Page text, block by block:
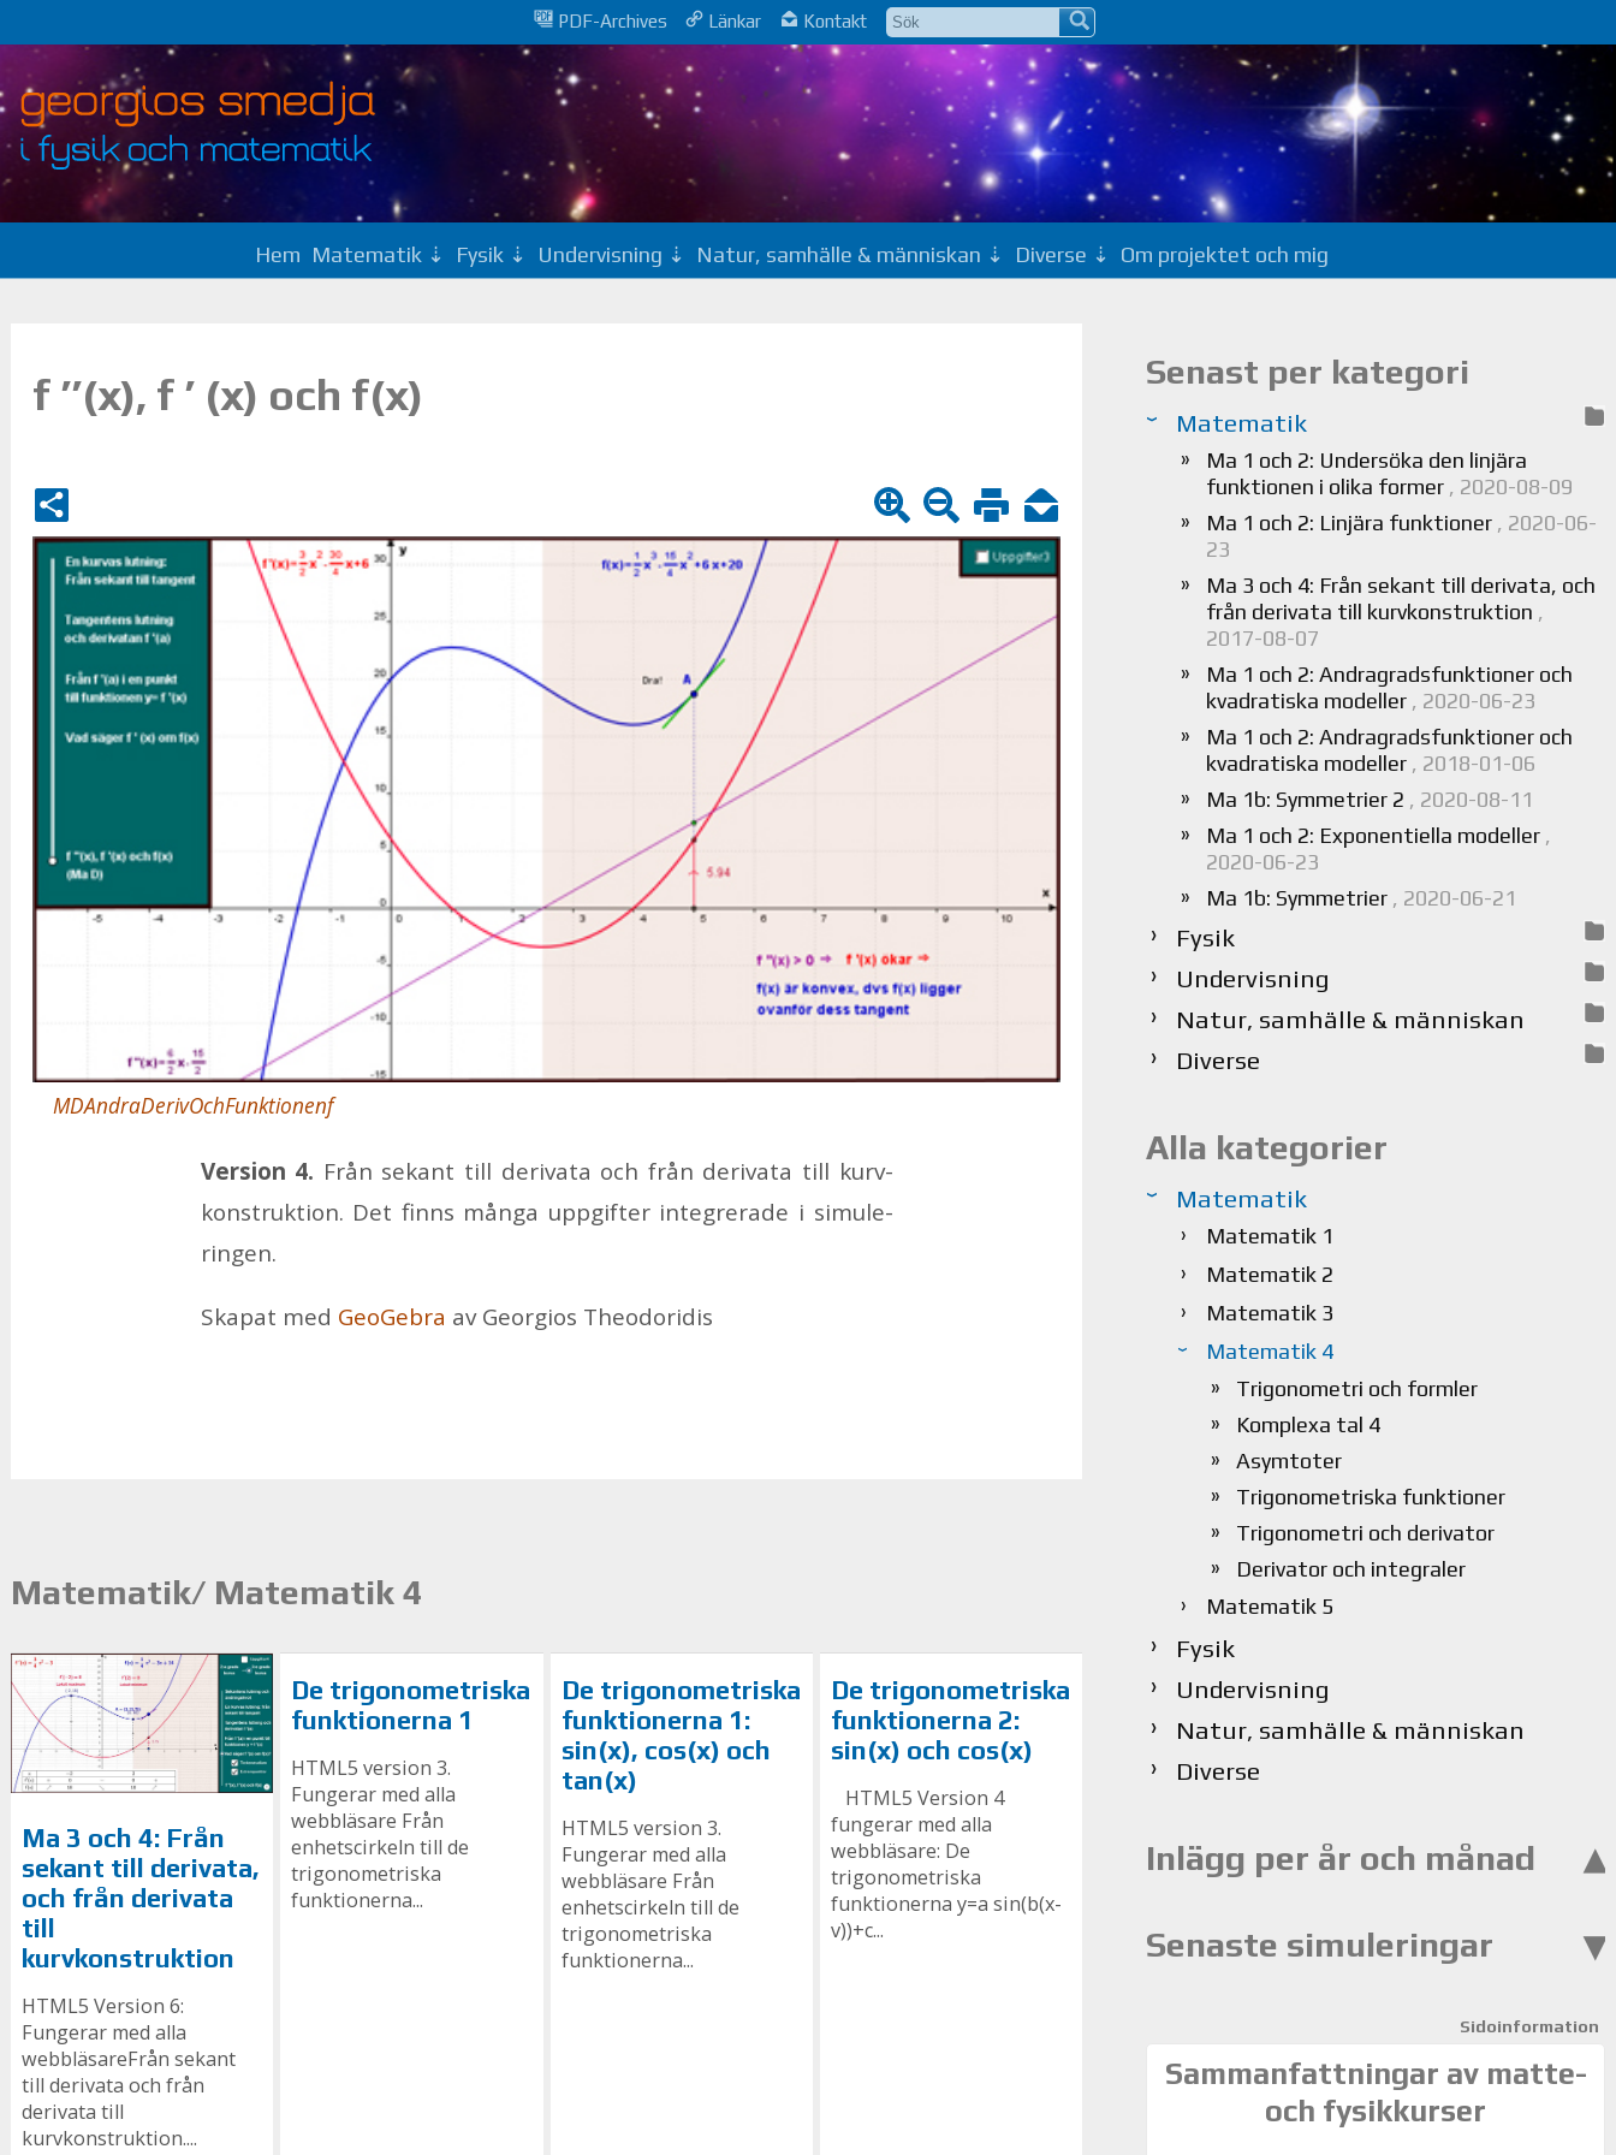
PDF-Archives Länkar Kontakt
Hem Matematik Fysik Undervisning Natur, samhälle & människan Diverse Om projektet och mig
f ’’(x), f ’ (x) och f(x)
MDAndraDerivOchFunktionenf
Ver­sion 4. Från se­kant till de­ri­va­ta och från de­ri­va­ta till kurv­
kon­struk­tion. Det finns många upp­gif­ter in­te­gre­ra­de i si­mu­le­
ring­en.
Ska­pat med Geo­Ge­bra av Ge­or­gi­os The­odo­ri­dis
Matematik/ Matematik 4
Ma 3 och 4: Från
sekant till derivata,
och från derivata
till
kurvkonstruktion
HTML5 Version 6:
Fungerar med alla
webbläsareFrån sekant
till derivata och från
derivata till
kurvkonstruktion....
De trigonometriska
funktionerna 1
HTML5 version 3.
Fungerar med alla
webbläsare Från
enhetscirkeln till de
trigonometriska
funktionerna...
De trigonometriska
funktionerna 1:
sin(x), cos(x) och
tan(x)
HTML5 version 3.
Fungerar med alla
webbläsare Från
enhetscirkeln till de
trigonometriska
funktionerna...
De trigonometriska
funktionerna 2:
sin(x) och cos(x)
HTML5 Version 4
fungerar med alla
webbläsare: De
trigonometriska
funktionerna y=a sin(b(x-
v))+c...
Senast per kategori
Matematik
Ma 1 och 2: Undersöka den linjära
funktionen i olika former , 2020-08-09
Ma 1 och 2: Linjära funktioner , 2020-06-
23
Ma 3 och 4: Från sekant till derivata, och
från derivata till kurvkonstruktion ,
2017-08-07
Ma 1 och 2: Andragradsfunktioner och
kvadratiska modeller , 2020-06-23
Ma 1 och 2: Andragradsfunktioner och
kvadratiska modeller , 2018-01-06
Ma 1b: Symmetrier 2 , 2020-08-11
Ma 1 och 2: Exponentiella modeller ,
2020-06-23
Ma 1b: Symmetrier , 2020-06-21
Fysik
Undervisning
Natur, samhälle & människan
Diverse
Alla kategorier
Matematik
Matematik 1
Matematik 2
Matematik 3
Matematik 4
Trigonometri och formler
Komplexa tal 4
Asymtoter
Trigonometriska funktioner
Trigonometri och derivator
Derivator och integraler
Matematik 5
Fysik
Undervisning
Natur, samhälle & människan
Diverse
Inlägg per år och månad
Senaste simuleringar
Sidoinformation
Sammanfattningar av matte-
och fysikkurser